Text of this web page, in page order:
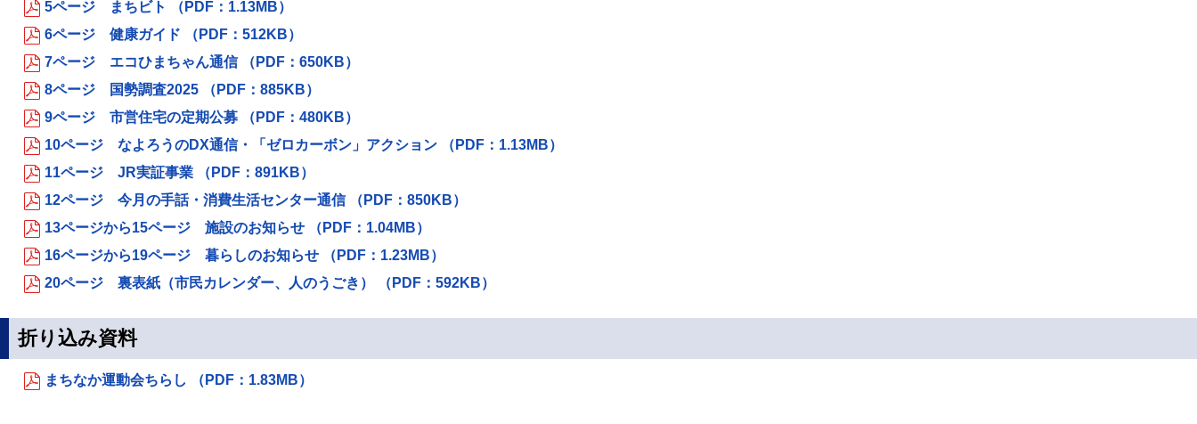
5ページ まちビト （PDF：1.13MB）
6ページ 健康ガイド （PDF：512KB）
7ページ エコひまちゃん通信 （PDF：650KB）
8ページ 国勢調査2025 （PDF：885KB）
9ページ 市営住宅の定期公募 （PDF：480KB）
10ページ なよろうのDX通信・「ゼロカーボン」アクション （PDF：1.13MB）
11ページ JR実証事業 （PDF：891KB）
12ページ 今月の手話・消費生活センター通信 （PDF：850KB）
13ページから15ページ 施設のお知らせ （PDF：1.04MB）
16ページから19ページ 暮らしのお知らせ （PDF：1.23MB）
20ページ 裏表紙（市民カレンダー、人のうごき） （PDF：592KB）
折り込み資料
まちなか運動会ちらし （PDF：1.83MB）